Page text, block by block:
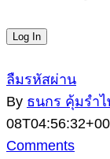
ลืมรหัสผ่าน
By ธนกร คุ้มรำไ
Comments